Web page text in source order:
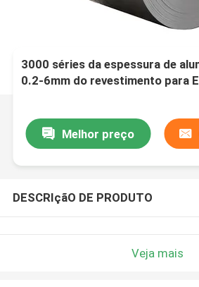
3000 séries da espessura de
0.2-6mm do revestimento para
Melhor preço
DESCRIçãO DE PRODUTO
Veja mais